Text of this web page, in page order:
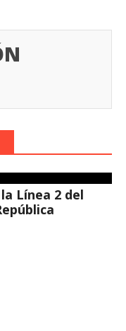
Línea 2 del